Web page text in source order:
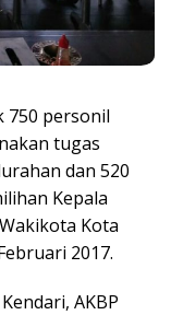
750 personil
tugas
dan 520
Kepala
Kota
2017.
AKBP